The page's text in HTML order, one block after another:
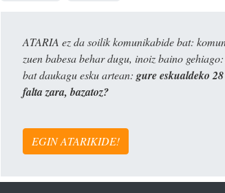
ATARIA ez da soilik komunikabide bat:
zuen babesa behar dugu, inoiz baino gehiago:
bat daukagu esku artean: gure eskualdeko
falta zara, bazatoz?
EGIN ATARIKIDE!